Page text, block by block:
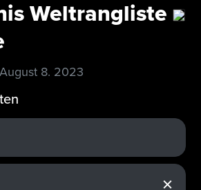
Weltrangliste
8. 2023